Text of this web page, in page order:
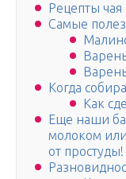
Рецепты
Самые
Когда
Как
Еще наши
молоком
от простуды!